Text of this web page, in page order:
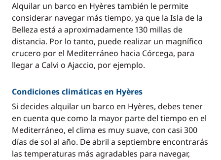
Alquilar un barco en Hyères también le permite
considerar navegar más tiempo, ya que la Isla de la
Belleza está a aproximadamente 130 millas de
distancia. Por lo tanto, puede realizar un magnífico
crucero por el Mediterráneo hacia Córcega, para
llegar a Calvi o Ajaccio, por ejemplo.
Condiciones climáticas en Hyères
Si decides alquilar un barco en Hyères, debes tener
en cuenta que como la mayor parte del tiempo en el
Mediterráneo, el clima es muy suave, con casi 300
días de sol al año. De abril a septiembre encontrarás
las temperaturas más agradables para navegar,